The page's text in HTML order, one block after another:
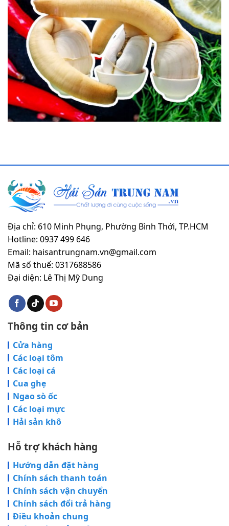
Địa chỉ: 610 Minh Phụng, Phường Bình Thới, TP.HCM
Hotline: 0937 499 646
Email: haisantrungnam.vn@gmail.com
Mã số thuế: 0317688586
Đại diện: Lê Thị Mỹ Dung
Thông tin cơ bản
Cửa hàng
Các loại tôm
Các loại cá
Cua ghẹ
Ngao sò ốc
Các loại mực
Hải sản khô
Hỗ trợ khách hàng
Hướng dẫn đặt hàng
Chính sách thanh toán
Chính sách vận chuyển
Chính sách đổi trả hàng
Điều khoản chung